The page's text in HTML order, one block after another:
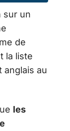
sur un
de
la liste
anglais au
les